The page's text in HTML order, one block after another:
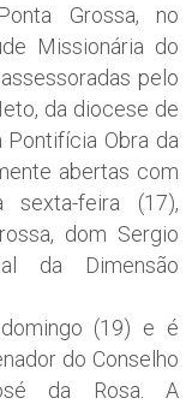
Grossa, no
Missionária do
pelo
da diocese de
Pontifícia Obra da
abertas com
feira (17),
dom Sergio
da Dimensão
(19) e é
do Conselho
da Rosa. A